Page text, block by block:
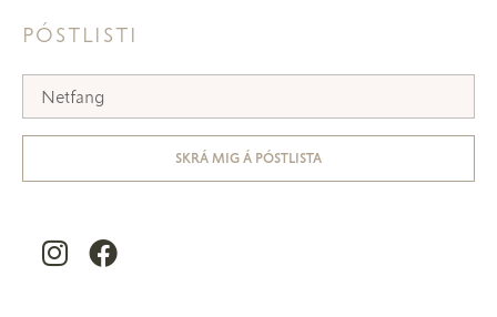
PÓSTLISTI
SKRÁ MIG Á PÓSTLISTA